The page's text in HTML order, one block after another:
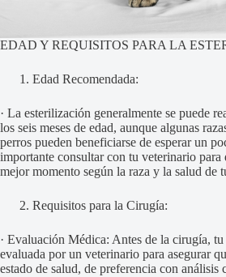
EDAD Y REQUISITOS PARA LA
Edad Recomendada:
· La esterilización generalmente se puede
los seis meses de edad, aunque algunas
perros pueden beneficiarse de esperar un
importante consultar con tu veterinario para
mejor momento según la raza y la salud de
Requisitos para la Cirugía:
· Evaluación Médica: Antes de la cirugía, tu
evaluada por un veterinario para asegurar
estado de salud, de preferencia con análisis